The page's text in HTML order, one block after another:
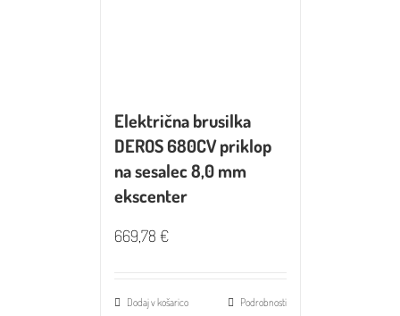
Električna brusilka
DEROS 680CV priklop
na sesalec 8,0 mm
ekscenter
669,78 €
Dodaj v košarico Podrobnosti